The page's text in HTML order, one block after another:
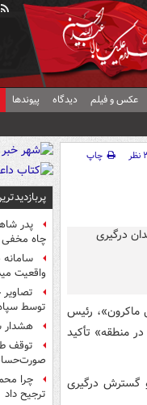
عکس و فیلم دیدگاه پیوندها
چاپ
ماکرون»، رئیس
منطقه» تأکید
گسترش درگیری
پدر
چاه مخفی
واقعیت
توسط
هشدار
توقف
چرا
ترجیح داد